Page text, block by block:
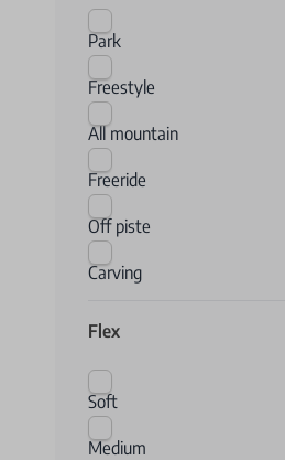
Park
Freestyle
All mountain
Freeride
Off piste
Carving
Flex
Soft
Medium